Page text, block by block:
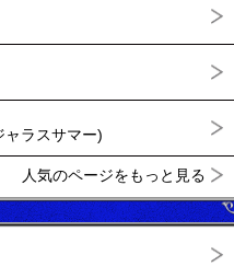
ャラスサマー)
人気のページをもっと見る